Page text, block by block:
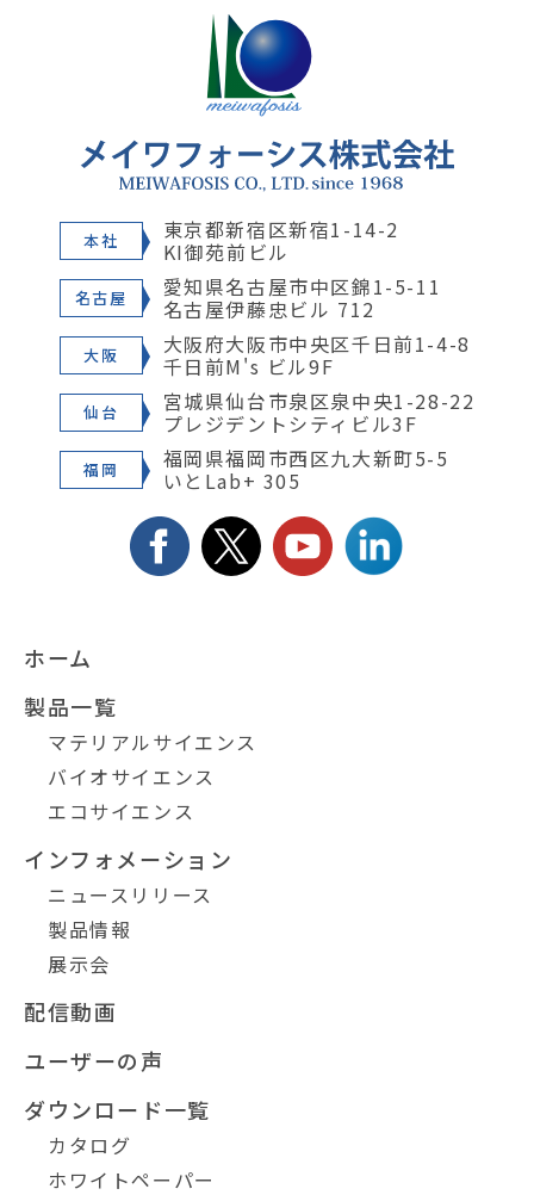
本社 東京都新宿区新宿1-14-2
KI御苑前ビル
名古屋 愛知県名古屋市中区錦1-5-11
名古屋伊藤忠ビル 712
大阪 大阪府大阪市中央区千日前1-4-8
千日前M's ビル9F
仙台 宮城県仙台市泉区泉中央1-28-22
プレジデントシティビル3F
福岡 福岡県福岡市西区九大新町5-5
いとLab+ 305
ホーム
製品一覧
マテリアルサイエンス
バイオサイエンス
エコサイエンス
インフォメーション
ニュースリリース
製品情報
展示会
配信動画
ユーザーの声
ダウンロード一覧
カタログ
ホワイトペーパー